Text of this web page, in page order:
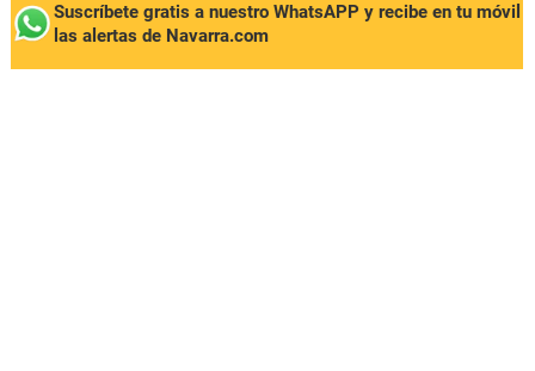
Suscríbete gratis a nuestro WhatsAPP y recibe en tu móvil
las alertas de Navarra.com